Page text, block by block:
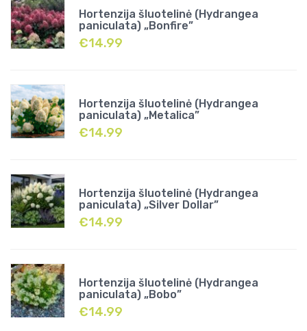
Hortenzija šluotelinė (Hydrangea
paniculata) „Bonfire”
€14.99
Hortenzija šluotelinė (Hydrangea
paniculata) „Metalica”
€14.99
Hortenzija šluotelinė (Hydrangea
paniculata) „Silver Dollar”
€14.99
Hortenzija šluotelinė (Hydrangea
paniculata) „Bobo”
€14.99